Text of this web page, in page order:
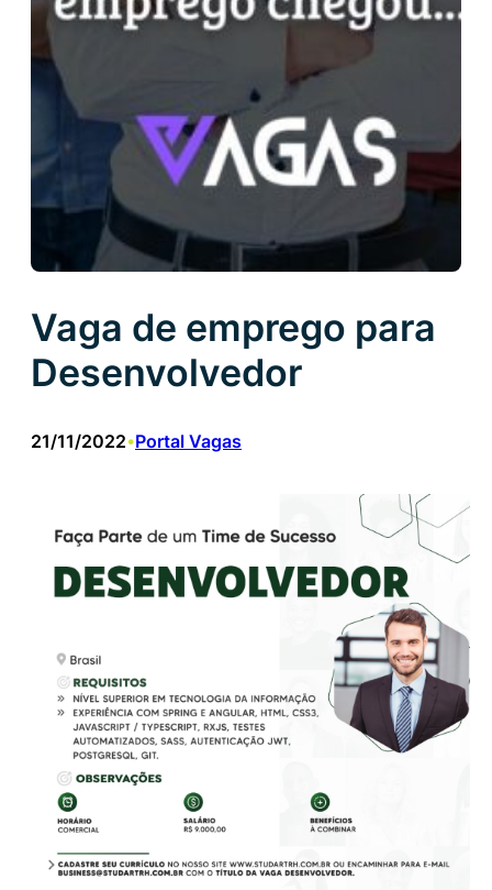
Vaga de emprego para
Desenvolvedor
21/11/2022•Portal Vagas